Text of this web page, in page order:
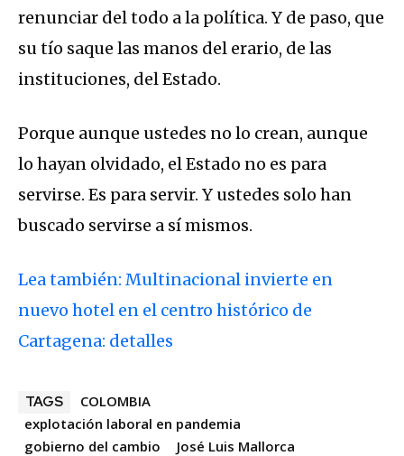
renunciar del todo a la política. Y de paso, que
su tío saque las manos del erario, de las
instituciones, del Estado.
Porque aunque ustedes no lo crean, aunque
lo hayan olvidado, el Estado no es para
servirse. Es para servir. Y ustedes solo han
buscado servirse a sí mismos.
Lea también: Multinacional invierte en
nuevo hotel en el centro histórico de
Cartagena: detalles
TAGS
COLOMBIA
explotación laboral en pandemia
gobierno del cambio
José Luis Mallorca